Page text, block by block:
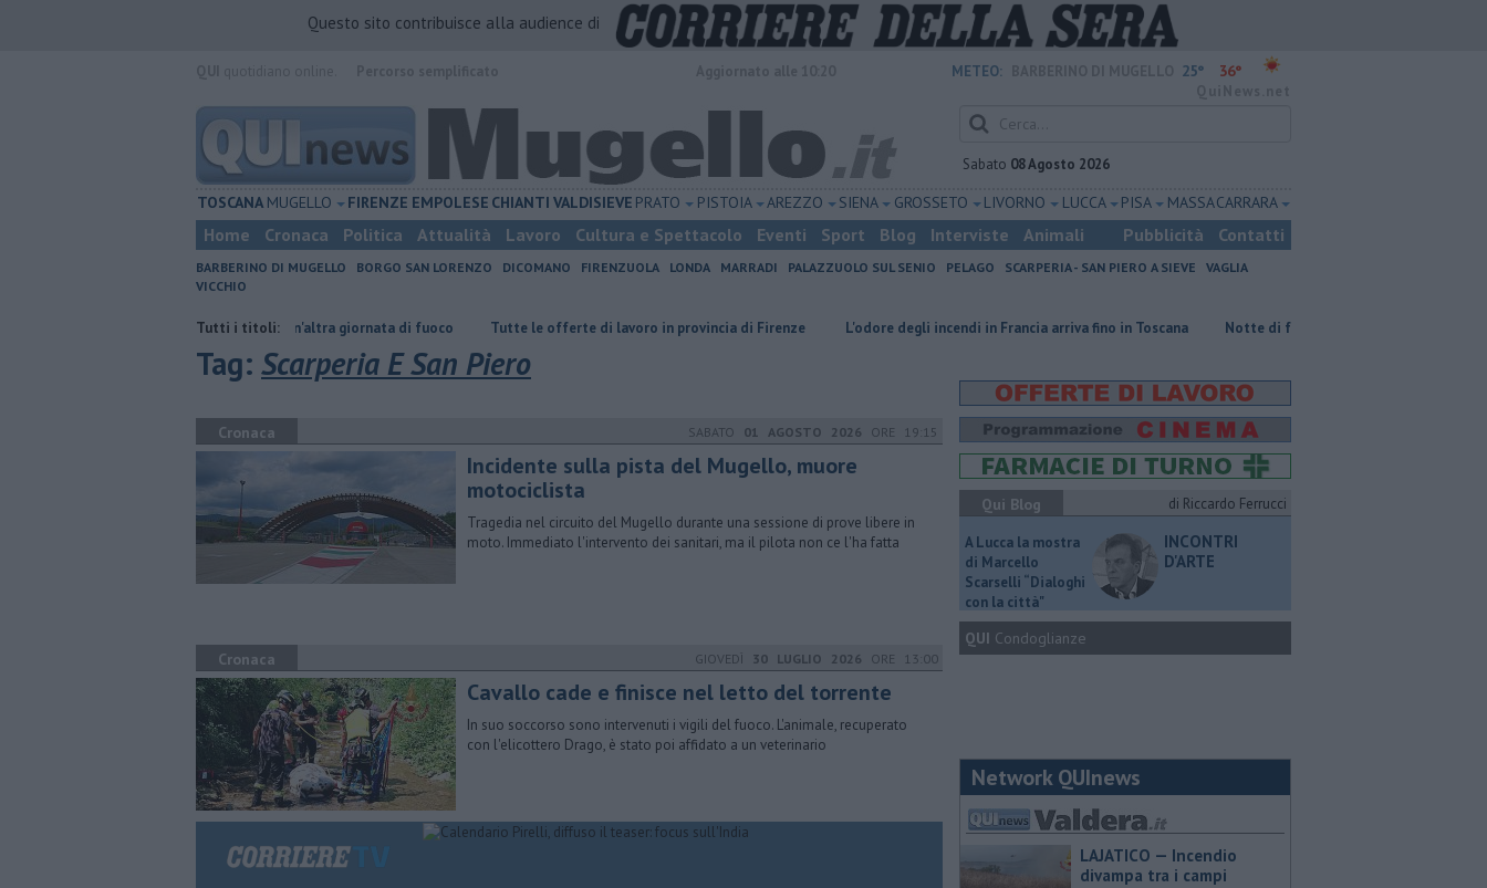
Questo sito contribuisce alla audience di
METEO: 25° 36°
Sabato 08 Agosto 2026
TOSCANA MUGELLO FIRENZE EMPOLESE CHIANTI VALDISIEVE PRATO PISTOIA AREZZO SIENA GROSSETO LIVORNO LUCCA PISA MASSA CARRARA
Home Cronaca Politica Attualità Lavoro Cultura e Spettacolo Eventi Sport Blog Interviste Animali Pubblicità Contatti
BARBERINO DI MUGELLO BORGO SAN LORENZO DICOMANO FIRENZUOLA LONDA MARRADI PALAZZUOLO SUL SENIO PELAGO SCARPERIA - SAN PIERO A SIEVE
VAGLIA
VICCHIO
Tutti i titoli:
Incendi nei boschi, un'altra giornata di fuoco ​Tutte le offerte di lavoro in provincia di Firenze L'odore degli incendi in Francia arriva fino in Toscana Notte di fuoco e il bosco brucia ancora
Tag: Scarperia E San Piero
Cronaca SABATO 01 AGOSTO 2026 ORE 19:15
Incidente sulla pista del Mugello, muore
motociclista
Tragedia nel circuito del Mugello durante una sessione di prove libere in
moto. Immediato l'intervento dei sanitari, ma il pilota non ce l'ha fatta
Cronaca GIOVEDÌ 30 LUGLIO 2026 ORE 13:00
Cavallo cade e finisce nel letto del torrente
In suo soccorso sono intervenuti i vigili del fuoco. L'animale, recuperato
con l'elicottero Drago, è stato poi affidato a un veterinario
Qui Blog di Riccardo Ferrucci
A Lucca la mostra
di Marcello
Scarselli “Dialoghi
con la città"
INCONTRI
D'ARTE
QUI Condoglianze
Network QUInews
LAJATICO — Incendio
divampa tra i campi